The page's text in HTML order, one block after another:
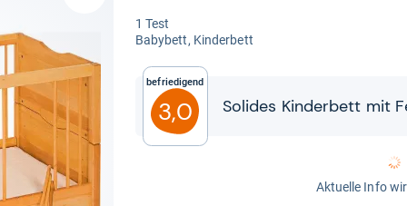
1 Test
Baby­bett, Kin­der­bett
Befriedigend
3,0 Soli­des Kin­der­bett mit
Aktuelle Info